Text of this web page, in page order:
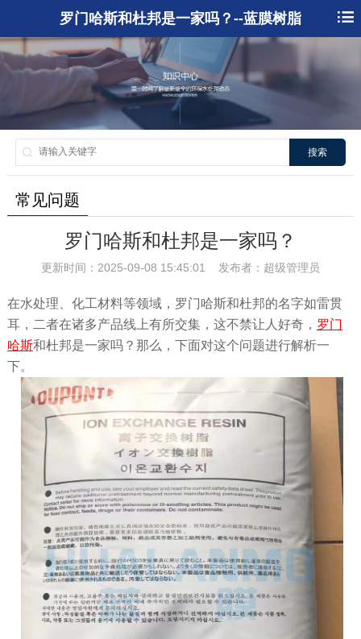
罗门哈斯和杜邦是一家吗？--蓝膜树脂
搜索
常见问题
罗门哈斯和杜邦是一家吗？
更新时间：2025-09-08 15:45:01 发布者：超级管理员
在水处理、化工材料等领域，罗门哈斯和杜邦的名字如雷贯
耳，二者在诸多产品线上有所交集，这不禁让人好奇， 罗门
哈斯和杜邦是一家吗？那么，下面对这个问题进行解析一
下。